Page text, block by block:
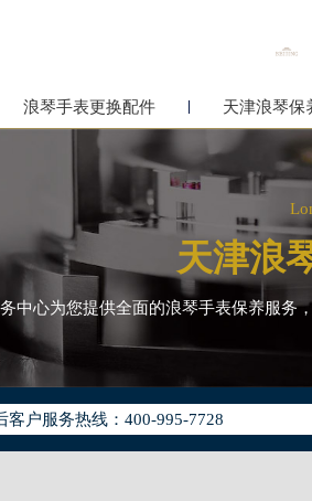
浪琴手表更换配件 天津浪琴保
天津浪
中心为您提供全面的浪琴手表保养服务
网络优化升级公告
客户服务热线：400-995-7728
新网点地址：
际金融中心写字楼26层2603室（需提